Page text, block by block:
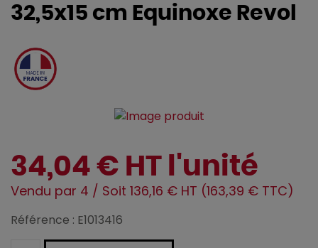
32,5x15 cm Equinoxe Revol
34,04 € HT l'unité
Vendu par 4 / Soit 136,16 € HT (163,39 € TTC)
Référence : E1013416